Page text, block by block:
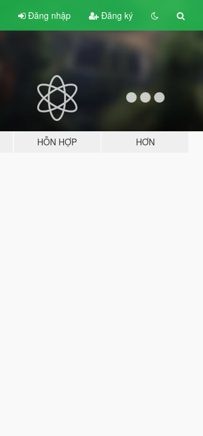
Đăng nhập Đăng ký
HỖN HỢP HƠN